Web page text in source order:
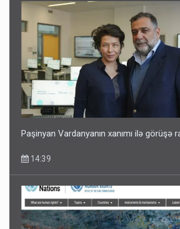
Paşinyan Vardanyanın xanımı ilə görüşə
14:39